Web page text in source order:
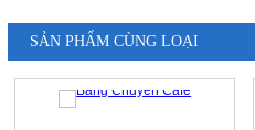
SẢN PHẨM CÙNG LOẠI